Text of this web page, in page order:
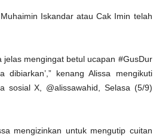
Iskandar atau Cak Imin telah
jelas mengingat betul ucapan #GusDur
kenang Alissa mengikuti
sosial X, @alissawahid, Selasa (5/9)
mengizinkan untuk mengutip cuitan